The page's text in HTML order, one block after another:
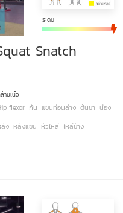
ระดับ
Snatch
ามเนื้อ
flexor ก้น แขนท่อนล่าง ต้นขา น่อง
ง หลังแขน หัวไหล่ ไหล่ข้าง